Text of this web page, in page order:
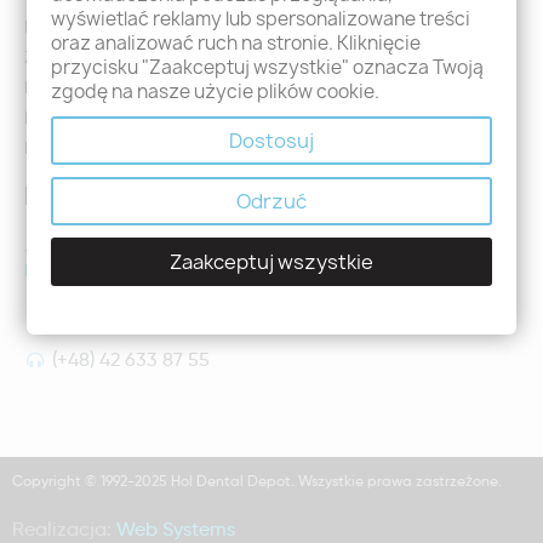
Logowanie
Załóż konto - Rejestracja
Moje zamówienia
Promocje
Nowości
Kontakt
Jeśli mają Państwo jakiekolwiek pytania prosimy o kontakt
holdental@holdental.pl
(+48) 42 633 87 55
Copyright © 1992-2025 Hol Dental Depot. Wszystkie prawa zastrzeżone.
Web Systems
wyświetlać reklamy lub spersonalizowane treści
oraz analizować ruch na stronie. Kliknięcie
przycisku "Zaakceptuj wszystkie" oznacza Twoją
zgodę na nasze użycie plików cookie.
Dostosuj
Odrzuć
Zaakceptuj wszystkie